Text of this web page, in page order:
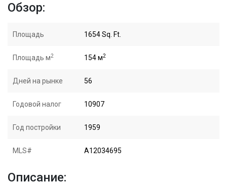
Обзор:
Площадь 1654 Sq. Ft.
Площадь м2 154 м2
Дней на рынке 56
Годовой налог 10907
Год постройки 1959
MLS# A12034695
Описание: